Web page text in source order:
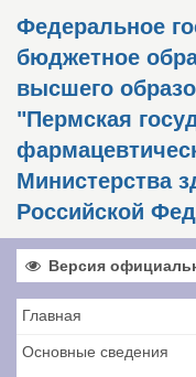
Федеральное
бюджетное
высшего
"Пермская
Министерства
Российской
Версия
Главная
Основные сведения